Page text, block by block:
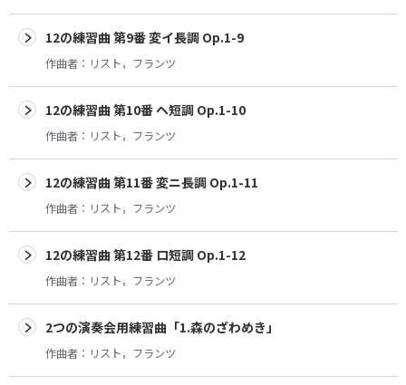
12の練習曲 第9番 変イ長調 Op.1-9
作曲者： リスト，フランツ
12の練習曲 第10番 ヘ短調 Op.1-10
作曲者： リスト，フランツ
12の練習曲 第11番 変ニ長調 Op.1-11
作曲者： リスト，フランツ
12の練習曲 第12番 ロ短調 Op.1-12
作曲者： リスト，フランツ
2つの演奏会用練習曲「1.森のざわめき」
作曲者： リスト，フランツ